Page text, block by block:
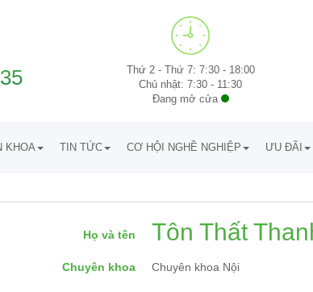
Thứ 2 - Thứ 7: 7:30 - 18:00
Chủ nhật: 7:30 - 11:30
Đang mở cửa
KHOA TIN TỨC CƠ HỘI NGHỀ NGHIỆP ƯU ĐÃI
Họ và tên Tôn Thất
Chuyên khoa Chuyên khoa Nội